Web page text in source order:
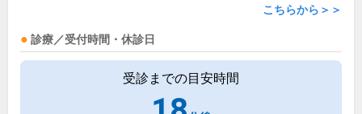
こちらから＞＞
診療／受付時間・休診日
受診までの目安時間